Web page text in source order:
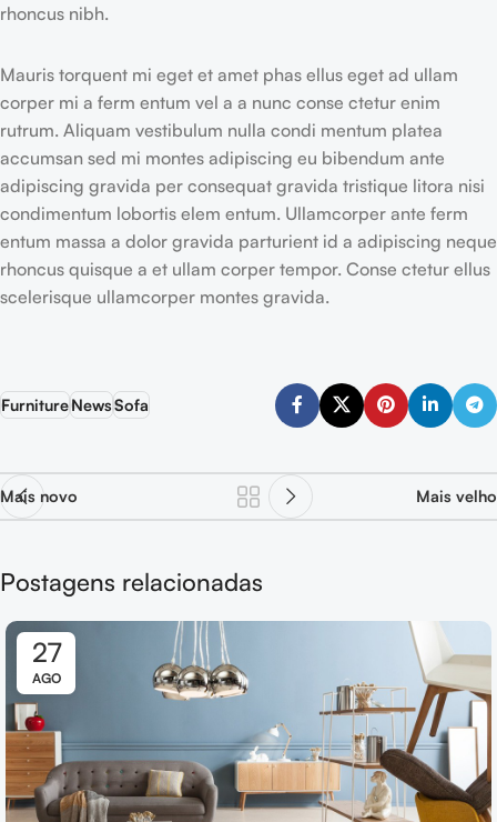
rhoncus nibh.
Mauris torquent mi eget et amet phas ellus eget ad ullam
corper mi a ferm entum vel a a nunc conse ctetur enim
rutrum. Aliquam vestibulum nulla condi mentum platea
accumsan sed mi montes adipiscing eu bibendum ante
adipiscing gravida per consequat gravida tristique litora nisi
condimentum lobortis elem entum. Ullamcorper ante ferm
entum massa a dolor gravida parturient id a adipiscing neque
rhoncus quisque a et ullam corper tempor. Conse ctetur ellus
scelerisque ullamcorper montes gravida.
FurnitureNewsSofa
Mais novo Mais velho
Postagens relacionadas
27
AGO